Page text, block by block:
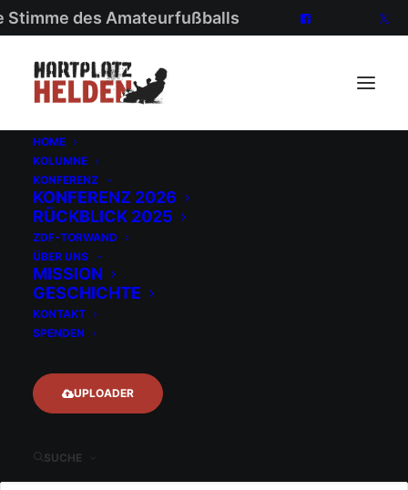
Stimme des Amateurfußballs
HOME
KOLUMNE
KONFERENZ
KONFERENZ 2026
RÜCKBLICK 2025
ZDF-TORWAND
ÜBER UNS
MISSION
GESCHICHTE
KONTAKT
SPENDEN
UPLOADER
SUCHE
Jugendfußball:
»Mehr Förderung
für Deutschlands
Sozialprojekt Nr.
VONGERD THOMAS | 4 MINUTEN